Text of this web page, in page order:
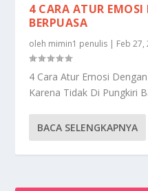
4 CARA ATUR
BERPUASA
oleh mimin1 penulis | Feb 27,
4 Cara Atur Emosi
Karena Tidak Di Pungkiri
BACA SELENGKAPNYA